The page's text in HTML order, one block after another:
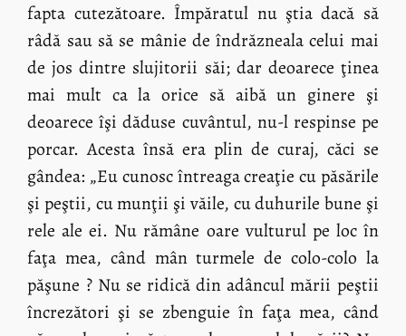
fapta cutezătoare. Împăratul nu ştia dacă să
râdă sau să se mânie de îndrăzneala celui mai
de jos dintre slujitorii săi; dar deoarece ţinea
mai mult ca la orice să aibă un ginere şi
deoarece îşi dăduse cuvântul, nu-l respinse pe
porcar. Acesta însă era plin de curaj, căci se
gândea: „Eu cunosc întreaga creaţie cu păsările
şi peştii, cu munţii şi văile, cu duhurile bune şi
rele ale ei. Nu rămâne oare vulturul pe loc în
faţa mea, când mân turmele de colo-colo la
păşune ? Nu se ridică din adâncul mării peştii
încrezători şi se zbenguie în faţa mea, când